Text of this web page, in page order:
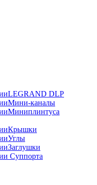
LEGRAND DLP
Мини-каналы
Миниплинтуса
Крышки
Углы
Заглушки
Суппорта